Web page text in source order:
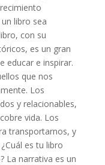
libro sea
con su
es un gran
educar e inspirar.
que nos
Los
y relacionables,
vida. Los
transportarnos, y
es tu libro
La narrativa es un